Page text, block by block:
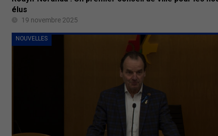
élus
19 novembre 2025
NOUVELLES